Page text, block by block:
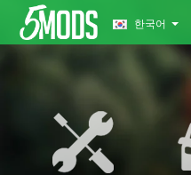
한국어